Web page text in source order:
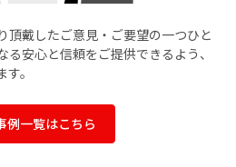
頂戴したご意見・ご要望の一つひと
安心と信頼をご提供できるよう、
。
例一覧はこちら